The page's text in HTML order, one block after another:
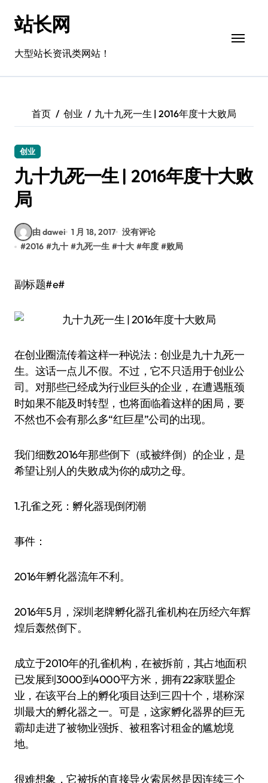
站长网
大型站长资讯类网站！
首页 创业 九十九死一生 | 2016年度十大败局
创业
九十九死一生 | 2016年度十大败
局
由 dawei 1 月 18, 2017 没有评论
#2016 #九十 #九死一生 #十大 #年度 #败局
副标题#e#
在创业圈流传着这样一种说法：创业是九十九死一
生。这话一点儿不假。不过，它不只适用于创业公
司。对那些已经成为行业巨头的企业，在遭遇瓶颈
时如果不能及时转型，也将面临着这样的困局，要
不然也不会有那么多“红巨星”公司的出现。
我们细数2016年那些倒下（或被绊倒）的企业，是
希望让别人的失败成为你的成功之母。
1.孔雀之死：孵化器现倒闭潮
事件：
2016年孵化器流年不利。
2016年5月，深圳老牌孵化器孔雀机构在历经六年辉
煌后轰然倒下。
成立于2010年的孔雀机构，在被拆前，其占地面积
已发展到3000到4000平方米，拥有22家联盟企
业，在该平台上的孵化项目达到三四十个，堪称深
圳最大的孵化器之一。可是，这家孵化器界的巨无
霸却走进了被物业强拆、被租客讨租金的尴尬境
地。
很难想象，它被拆的直接导火索居然是因连续三个